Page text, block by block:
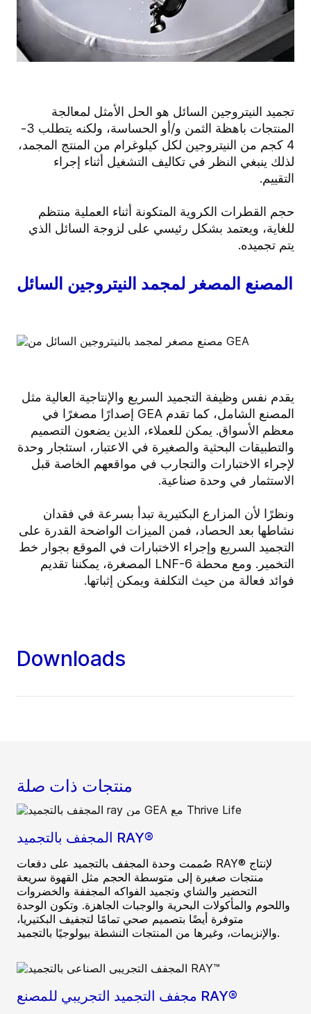
تجميد النيتروجين السائل هو الحل الأمثل لمعالجة
المنتجات باهظة الثمن و/أو الحساسة، ولكنه يتطلب 3-
4 كجم من النيتروجين لكل كيلوغرام من المنتج المجمد،
لذلك ينبغي النظر في تكاليف التشغيل أثناء إجراء
التقييم.
حجم القطرات الكروية المتكونة أثناء العملية منتظم
للغاية، ويعتمد بشكل رئيسي على لزوجة السائل الذي
يتم تجميده.
المصنع المصغر لمجمد النيتروجين السائل
يقدم نفس وظيفة التجميد السريع والإنتاجية العالية مثل
المصنع الشامل، كما تقدم GEA إصدارًا مصغرًا في
معظم الأسواق. يمكن للعملاء، الذين يضعون التصميم
والتطبيقات البحثية والصغيرة في الاعتبار، استئجار وحدة
لإجراء الاختبارات والتجارب في مواقعهم الخاصة قبل
الاستثمار في وحدة صناعية.
ونظرًا لأن المزارع البكتيرية تبدأ بسرعة في فقدان
نشاطها بعد الحصاد، فمن الميزات الواضحة القدرة على
التجميد السريع وإجراء الاختبارات في الموقع بجوار خط
التخمير. ومع محطة LNF-6 المصغرة، يمكننا تقديم
فوائد فعالة من حيث التكلفة ويمكن إثباتها.
Downloads
منتجات ذات صلة
المجفف بالتجميد RAY®‎
صُممت وحدة المجفف بالتجميد على دفعات RAY®‎ لإنتاج
منتجات صغيرة إلى متوسطة الحجم مثل القهوة سريعة
التحضير والشاي وتجميد الفواكه المجففة والخضروات
واللحوم والمأكولات البحرية والوجبات الجاهزة. وتكون الوحدة
متوفرة أيضًا بتصميم صحي تمامًا لتجفيف البكتيريا،
والإنزيمات، وغيرها من المنتجات النشطة بيولوجيًا بالتجميد.
مجفف التجميد التجريبي للمصنع RAY®‎